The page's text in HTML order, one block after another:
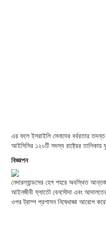
এর ফলে ইসরাইলি সেনাদের বর্বরতার
আইসিসির ১২০টি সদস্য রাষ্ট্রের তালিকায়
বিজ্ঞাপন
নেদারল্যান্ডসের হেগ শহরে অবস্থিত
আইনজীবী ফ্যাতৌ বেনসৌদা এবং
ওপর ট্রাম্প প্রশাসন নিষেধাজ্ঞা আরোপ